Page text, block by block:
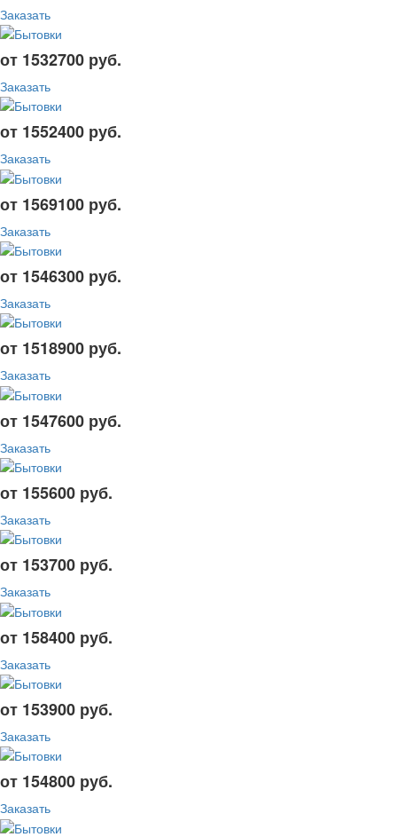
Заказать
от 1532700 руб.
Заказать
от 1552400 руб.
Заказать
от 1569100 руб.
Заказать
от 1546300 руб.
Заказать
от 1518900 руб.
Заказать
от 1547600 руб.
Заказать
от 155600 руб.
Заказать
от 153700 руб.
Заказать
от 158400 руб.
Заказать
от 153900 руб.
Заказать
от 154800 руб.
Заказать